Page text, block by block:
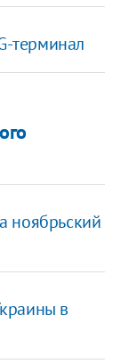
терминал
ноябрьский
в